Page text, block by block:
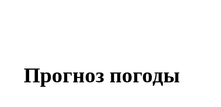
Прогноз погоды